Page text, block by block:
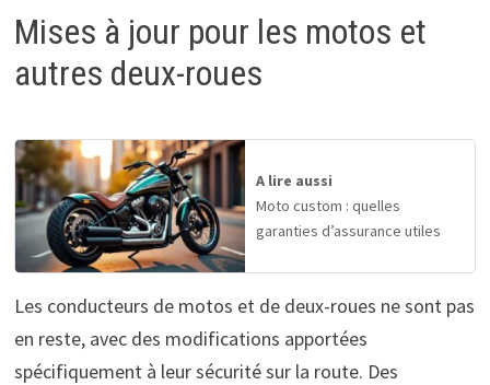
Mises à jour pour les motos et
autres deux-roues
A lire aussi
Moto custom : quelles
garanties d’assurance utiles
Les conducteurs de motos et de deux-roues ne sont pas
en reste, avec des modifications apportées
spécifiquement à leur sécurité sur la route. Des